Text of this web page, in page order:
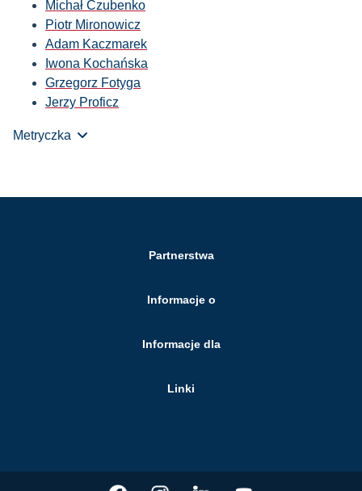
Michał Czubenko
Piotr Mironowicz
Adam Kaczmarek
Iwona Kochańska
Grzegorz Fotyga
Jerzy Proficz
Metryczka
Partnerstwa
Informacje o
Informacje dla
Linki